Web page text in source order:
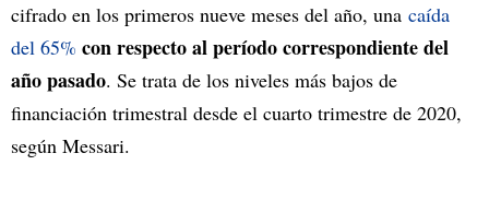
cifrado en los primeros nueve meses del año, una caída
del 65% con respecto al período correspondiente del
año pasado. Se trata de los niveles más bajos de
financiación trimestral desde el cuarto trimestre de 2020,
según Messari.